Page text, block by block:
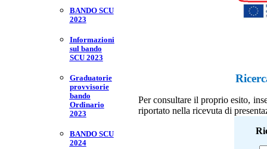
BANDO SCU
2023
Informazioni
sul bando
SCU 2023
Graduatorie
provvisorie
bando
Ordinario
2023
BANDO SCU
2024
Per consultare il proprio esito,
riportato nella ricevuta di